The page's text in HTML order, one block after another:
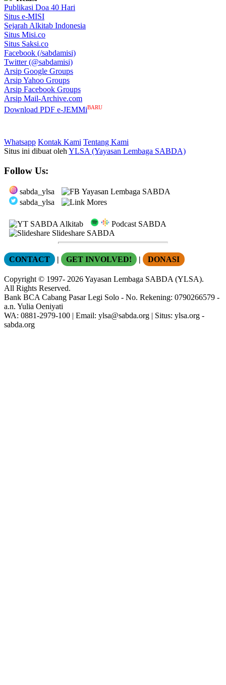
Publikasi Doa 40 Hari
Situs e-MISI
Sejarah Alkitab Indonesia
Situs Misi.co
Situs Saksi.co
Facebook (/sabdamisi)
Twitter (@sabdamisi)
Arsip Google Groups
Arsip Yahoo Groups
Arsip Facebook Groups
Arsip Mail-Archive.com
Download PDF e-JEMMiBARU
Whatsapp Kontak Kami Tentang Kami
Situs ini dibuat oleh YLSA (Yayasan Lembaga SABDA)
Follow Us:
sabda_ylsa
Yayasan Lembaga SABDA
sabda_ylsa
Mores
SABDA Alkitab
Podcast SABDA
Slideshare SABDA
CONTACT | GET INVOLVED! | DONASI
Copyright © 1997- 2026Yayasan Lembaga SABDA (YLSA).
All Rights Reserved.
Bank BCA Cabang Pasar Legi Solo - No. Rekening: 0790266579 -
a.n. Yulia Oeniyati
WA: 0881-2979-100 | Email: ylsa@sabda.org | Situs: ylsa.org -
sabda.org